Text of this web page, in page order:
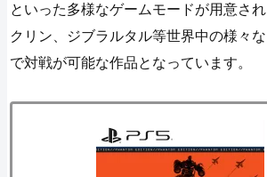
といった多様なゲームモードが用意さ
クリン、ジブラルタル等世界中の様々
で対戦が可能な作品となっています。